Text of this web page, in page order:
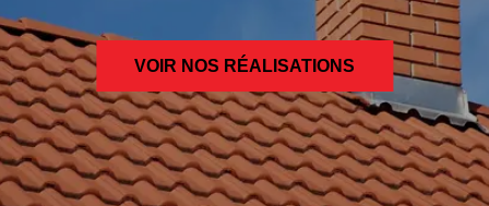
VOIR NOS RÉALISATIONS